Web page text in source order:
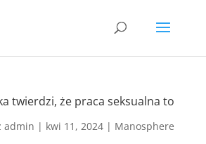
twierdzi, że praca seksualna to
admin | kwi 11, 2024| Manosphere